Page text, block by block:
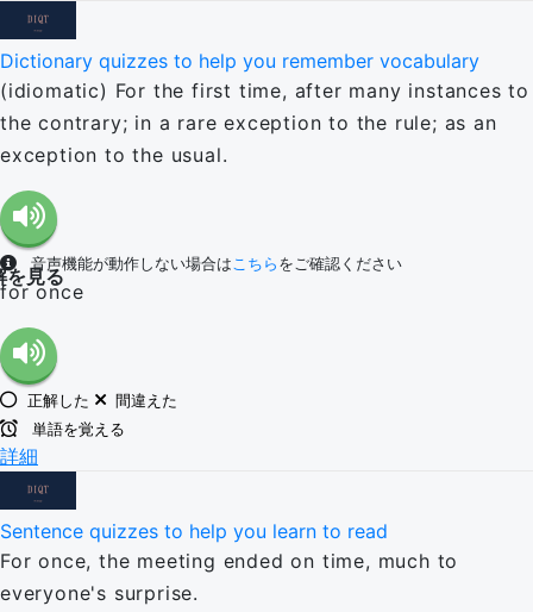
Dictionary quizzes to help you remember vocabulary
(idiomatic) For the first time, after many instances to
the contrary; in a rare exception to the rule; as an
exception to the usual.
音声機能が動作しない場合はこちら をご確認ください
を見る
for once
正解した
間違えた
単語を覚える
詳細
Sentence quizzes to help you learn to read
For once, the meeting ended on time, much to
everyone's surprise.